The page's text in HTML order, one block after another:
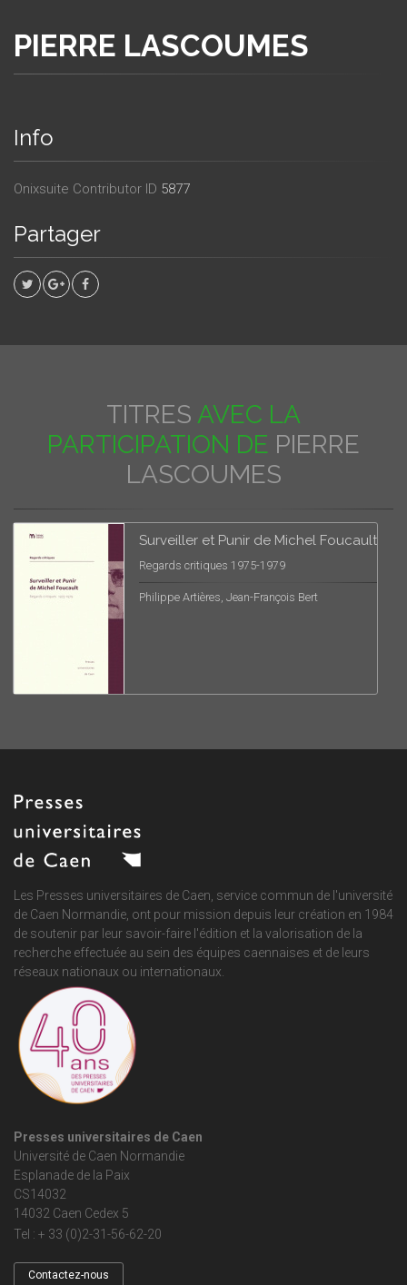
PIERRE LASCOUMES
Info
Onixsuite Contributor ID 5877
Partager
TITRES AVEC LA
PARTICIPATION DE PIERRE
LASCOUMES
Surveiller et Punir de Michel Foucault
Regards critiques 1975-1979
Philippe Artières, Jean-François Bert
Les Presses universitaires de Caen, service commun de l'université
de Caen Normandie, ont pour mission depuis leur création en 1984
de soutenir par leur savoir-faire l'édition et la valorisation de la
recherche effectuée au sein des équipes caennaises et de leurs
réseaux nationaux ou internationaux.
Presses universitaires de Caen
Université de Caen Normandie
Esplanade de la Paix
CS14032
14032 Caen Cedex 5
Tel : + 33 (0)2-31-56-62-20
Contactez-nous